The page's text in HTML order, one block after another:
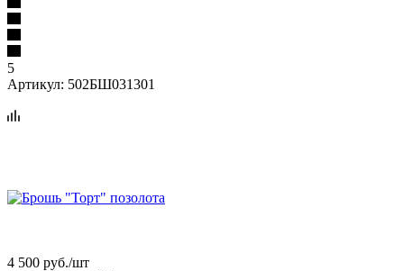
5
Артикул: 502БШ031301
4 500 руб./шт